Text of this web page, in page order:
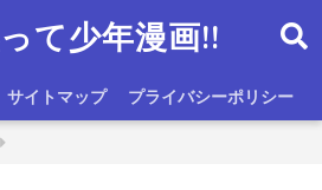
て少年漫画!!
サイトマップ プライバシーポリシー